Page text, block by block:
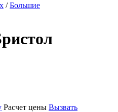
/Большие
Расчет цены Вызвать